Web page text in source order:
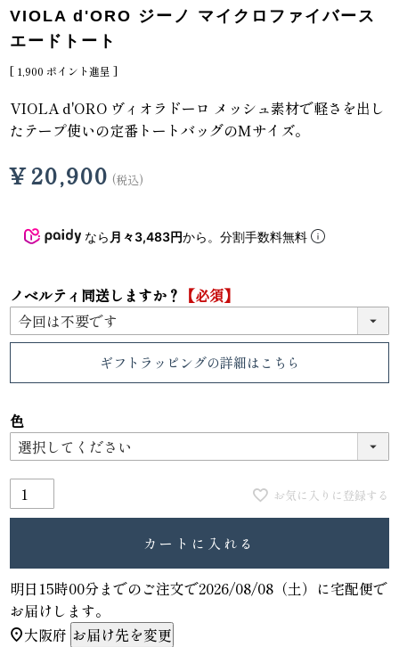
VIOLA d'ORO ジーノ マイクロファイバース
エードトート
[ 1,900 ポイント進呈 ]
VIOLA d'ORO ヴィオラドーロ メッシュ素材で軽さを出し
たテープ使いの定番トートバッグのMサイズ。
¥20,900 税込
なら 月々3,483円から。分割手数料無料
ノベルティ同送しますか？ 【必須】
ギフトラッピングの詳細はこちら
色
お気に入りに登録する
カートに入れる
明日 15時00分までのご注文で2026/08/08（土） に宅配便で
お届けします。
大阪府 お届け先を変更